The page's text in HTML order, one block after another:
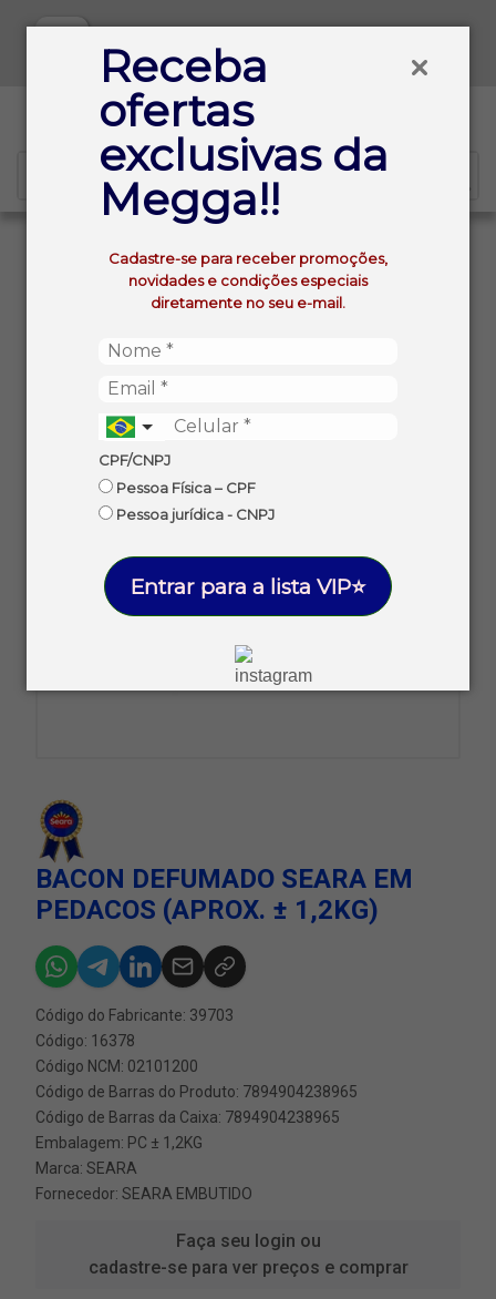
Receba
ofertas
exclusivas da
Megga!!
Cadastre-se para receber promoções,
novidades e condições especiais
diretamente no seu e-mail.
CPF/CNPJ
Pessoa Física – CPF
Pessoa jurídica - CNPJ
Entrar para a lista VIP⭐
BACON DEFUMADO SEARA EM PEDACOS (APROX. ±
BACON DEFUMADO SEARA EM
PEDACOS (APROX. ± 1,2KG)
Código do Fabricante: 39703
Código: 16378
Código NCM: 02101200
Código de Barras do Produto: 7894904238965
Código de Barras da Caixa: 7894904238965
Embalagem: PC ± 1,2KG
Marca: SEARA
Fornecedor: SEARA EMBUTIDO
Faça seu login ou
cadastre-se para ver preços e comprar